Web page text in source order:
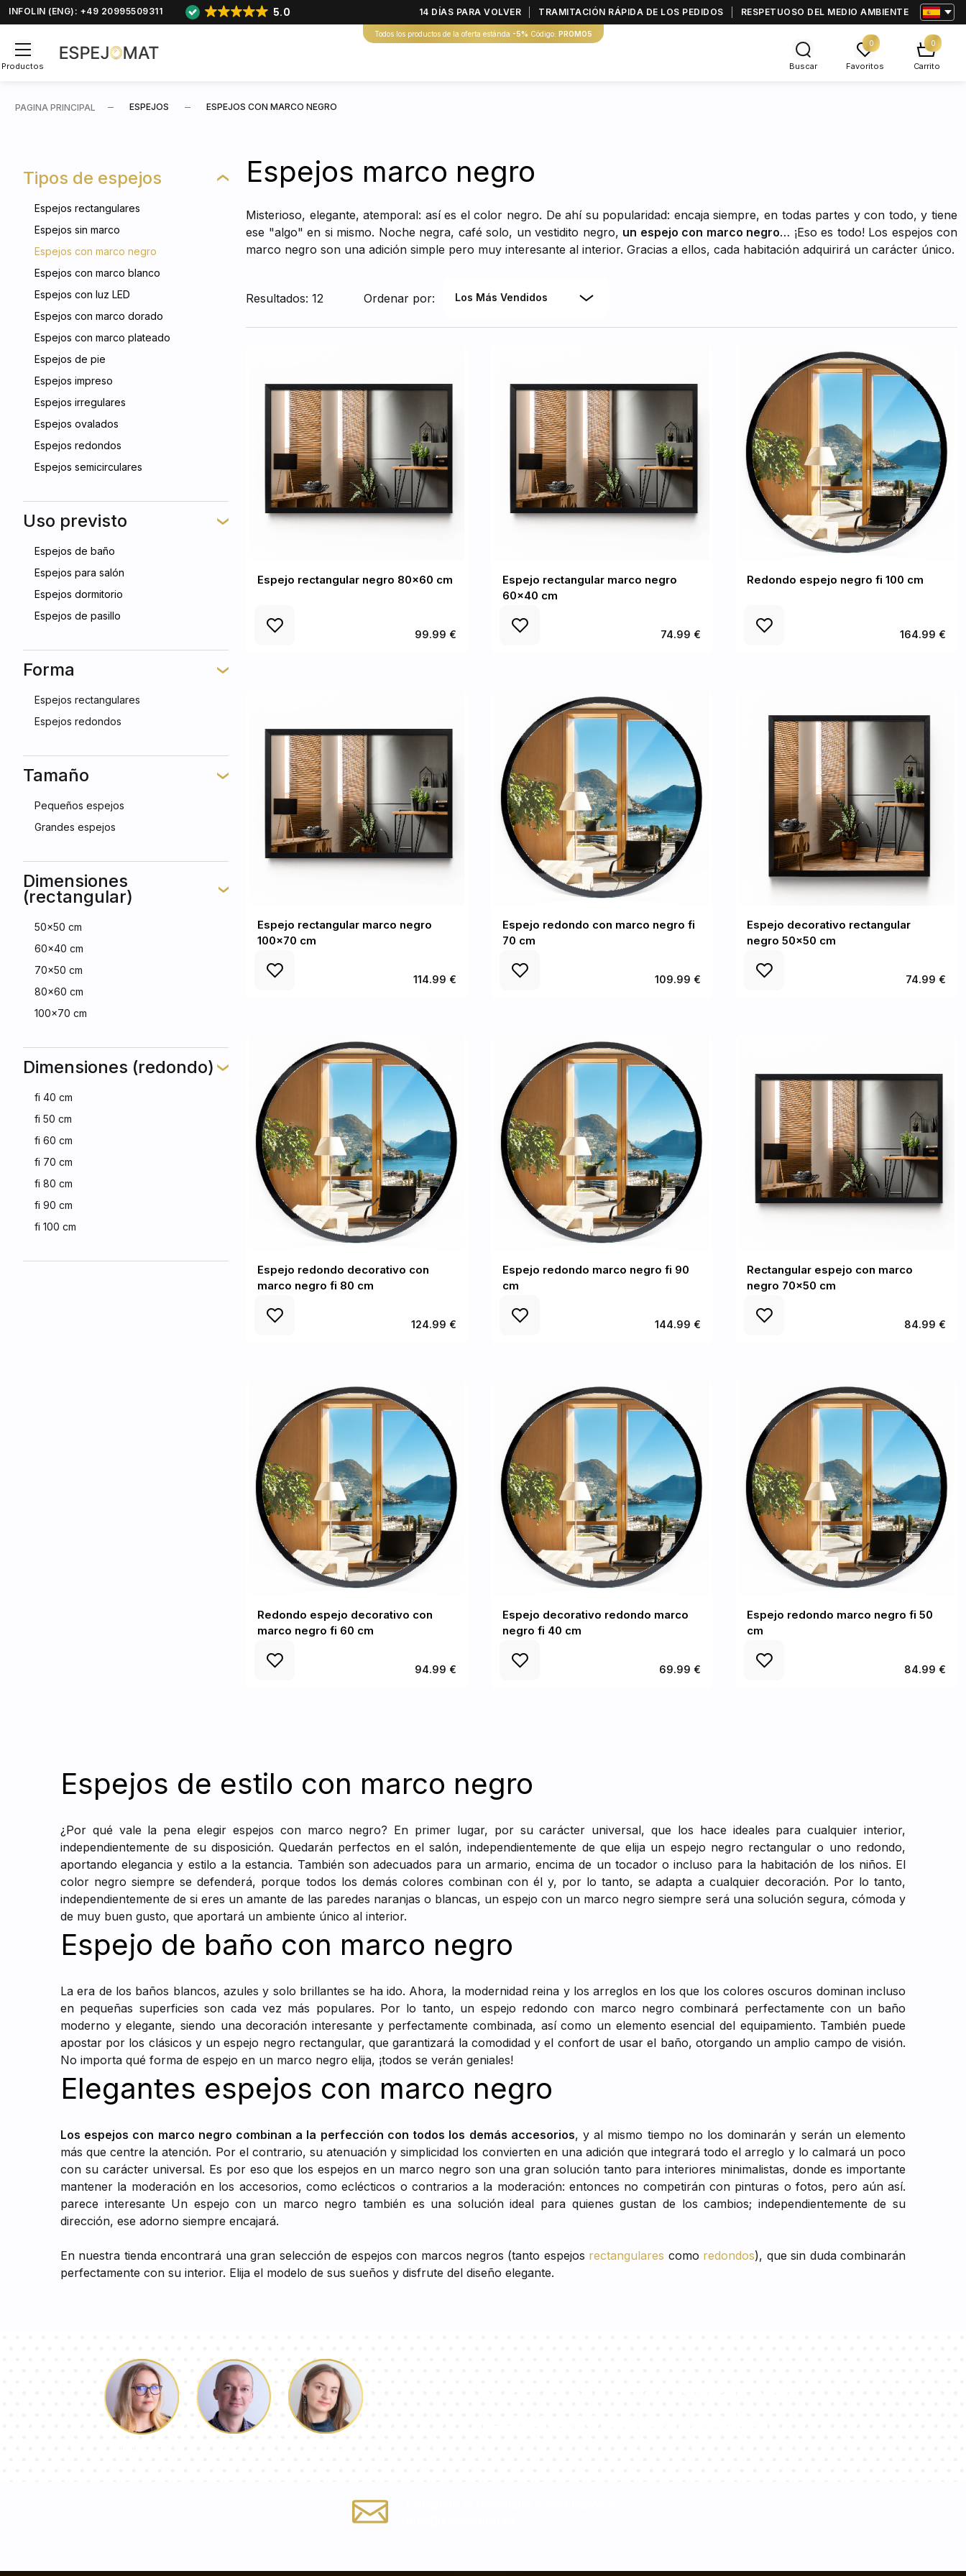
INFOLIN (ENG): +49 20995509311 5.0 14 DÍAS PARA VOLVER TRAMITACIÓN RÁPIDA DE LOS PEDIDOS RESPETUOSO DEL MEDIO AMBIENTE
Todos los productos de la oferta estánda -5% Código: PROMO5
Productos Buscar
0
Favoritos
0
Carrito
PAGINA PRINCIPAL ESPEJOS ESPEJOS CON MARCO NEGRO
Tipos de espejos
Espejos rectangulares
Espejos sin marco
Espejos con marco negro
Espejos con marco blanco
Espejos con luz LED
Espejos con marco dorado
Espejos con marco plateado
Espejos de pie
Espejos impreso
Espejos irregulares
Espejos ovalados
Espejos redondos
Espejos semicirculares
Uso previsto
Espejos de baño
Espejos para salón
Espejos dormitorio
Espejos de pasillo
Forma
Espejos rectangulares
Espejos redondos
Tamaño
Pequeños espejos
Grandes espejos
Dimensiones
(rectangular)
50x50 cm
60x40 cm
70x50 cm
80x60 cm
100x70 cm
Dimensiones (redondo)
fi 40 cm
fi 50 cm
fi 60 cm
fi 70 cm
fi 80 cm
fi 90 cm
fi 100 cm
Espejos marco negro
Misterioso, elegante, atemporal: así es el color negro. De ahí su popularidad: encaja siempre, en todas partes y con todo, y tiene
ese "algo" en si mismo. Noche negra, café solo, un vestidito negro, un espejo con marco negro… ¡Eso es todo! Los espejos con
marco negro son una adición simple pero muy interesante al interior. Gracias a ellos, cada habitación adquirirá un carácter único.
Resultados: 12 Ordenar por: Los Más Vendidos
Espejo rectangular negro 80x60 cm
99.99 €
Espejo rectangular marco negro
60x40 cm
74.99 €
Redondo espejo negro fi 100 cm
164.99 €
Espejo rectangular marco negro
100x70 cm
114.99 €
Espejo redondo con marco negro fi
70 cm
109.99 €
Espejo decorativo rectangular
negro 50x50 cm
74.99 €
Espejo redondo decorativo con
marco negro fi 80 cm
124.99 €
Espejo redondo marco negro fi 90
cm
144.99 €
Rectangular espejo con marco
negro 70x50 cm
84.99 €
Redondo espejo decorativo con
marco negro fi 60 cm
94.99 €
Espejo decorativo redondo marco
negro fi 40 cm
69.99 €
Espejo redondo marco negro fi 50
cm
84.99 €
Espejos de estilo con marco negro
¿Por qué vale la pena elegir espejos con marco negro? En primer lugar, por su carácter universal, que los hace ideales para cualquier interior,
independientemente de su disposición. Quedarán perfectos en el salón, independientemente de que elija un espejo negro rectangular o uno redondo,
aportando elegancia y estilo a la estancia. También son adecuados para un armario, encima de un tocador o incluso para la habitación de los niños. El
color negro siempre se defenderá, porque todos los demás colores combinan con él y, por lo tanto, se adapta a cualquier decoración. Por lo tanto,
independientemente de si eres un amante de las paredes naranjas o blancas, un espejo con un marco negro siempre será una solución segura, cómoda y
de muy buen gusto, que aportará un ambiente único al interior.
Espejo de baño con marco negro
La era de los baños blancos, azules y solo brillantes se ha ido. Ahora, la modernidad reina y los arreglos en los que los colores oscuros dominan incluso
en pequeñas superficies son cada vez más populares. Por lo tanto, un espejo redondo con marco negro combinará perfectamente con un baño
moderno y elegante, siendo una decoración interesante y perfectamente combinada, así como un elemento esencial del equipamiento. También puede
apostar por los clásicos y un espejo negro rectangular, que garantizará la comodidad y el confort de usar el baño, otorgando un amplio campo de visión.
No importa qué forma de espejo en un marco negro elija, ¡todos se verán geniales!
Elegantes espejos con marco negro
Los espejos con marco negro combinan a la perfección con todos los demás accesorios, y al mismo tiempo no los dominarán y serán un elemento
más que centre la atención. Por el contrario, su atenuación y simplicidad los convierten en una adición que integrará todo el arreglo y lo calmará un poco
con su carácter universal. Es por eso que los espejos en un marco negro son una gran solución tanto para interiores minimalistas, donde es importante
mantener la moderación en los accesorios, como eclécticos o contrarios a la moderación: entonces no competirán con pinturas o fotos, pero aún así.
parece interesante Un espejo con un marco negro también es una solución ideal para quienes gustan de los cambios; independientemente de su
dirección, ese adorno siempre encajará.
En nuestra tienda encontrará una gran selección de espejos con marcos negros (tanto espejos rectangulares como redondos), que sin duda combinarán
perfectamente con su interior. Elija el modelo de sus sueños y disfrute del diseño elegante.